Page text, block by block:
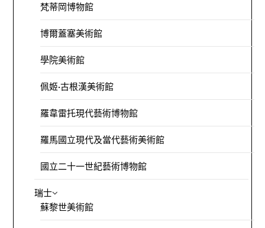
梵蒂岡博物館
博爾蓋塞美術館
學院美術館
佩姬·古根漢美術館
羅韋雷托現代藝術博物館
羅馬國立現代及當代藝術美術館
國立二十一世紀藝術博物館
瑞士
蘇黎世美術館